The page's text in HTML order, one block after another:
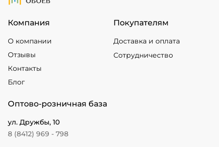
Компания
О компании
Отзывы
Контакты
Блог
Покупателям
Доставка и оплата
Сотрудничество
Оптово-розничная база
ул. Дружбы, 10
8 (8412) 969 - 798